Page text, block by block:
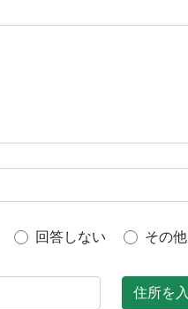
回答しない その他
住所を